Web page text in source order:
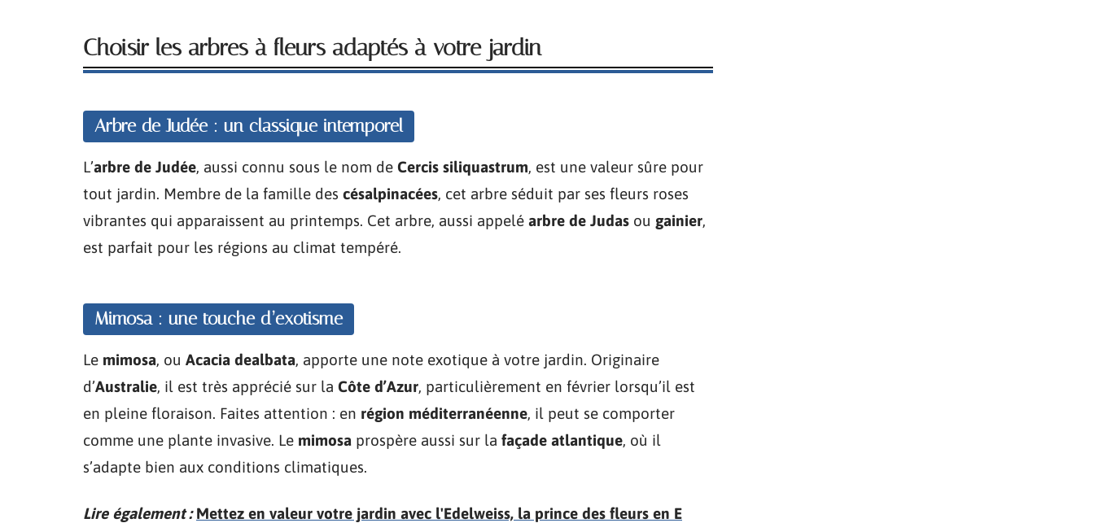
Choisir les arbres à fleurs adaptés à votre jardin
Arbre de Judée : un classique intemporel
L’arbre de Judée, aussi connu sous le nom de Cercis siliquastrum, est une valeur sûre pour
tout jardin. Membre de la famille des césalpinacées, cet arbre séduit par ses fleurs roses
vibrantes qui apparaissent au printemps. Cet arbre, aussi appelé arbre de Judas ou gainier,
est parfait pour les régions au climat tempéré.
Mimosa : une touche d’exotisme
Le mimosa, ou Acacia dealbata, apporte une note exotique à votre jardin. Originaire
d’Australie, il est très apprécié sur la Côte d’Azur, particulièrement en février lorsqu’il est
en pleine floraison. Faites attention : en région méditerranéenne, il peut se comporter
comme une plante invasive. Le mimosa prospère aussi sur la façade atlantique, où il
s’adapte bien aux conditions climatiques.
Lire également : Mettez en valeur votre jardin avec l'Edelweiss, la prince des fleurs en E